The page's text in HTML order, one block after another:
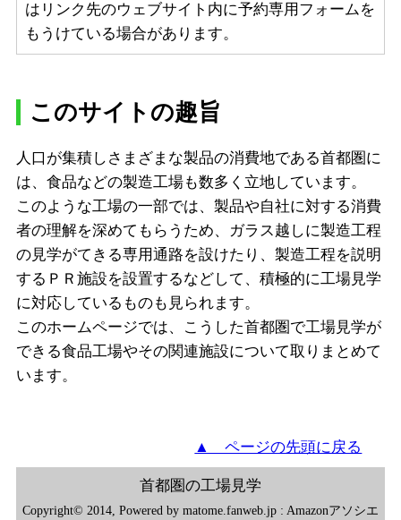
はリンク先のウェブサイト内に予約専用フォームを
もうけている場合があります。
このサイトの趣旨
人口が集積しさまざまな製品の消費地である首都圏に
は、食品などの製造工場も数多く立地しています。
このような工場の一部では、製品や自社に対する消費
者の理解を深めてもらうため、ガラス越しに製造工程
の見学がてきる専用通路を設けたり、製造工程を説明
するＰＲ施設を設置するなどして、積極的に工場見学
に対応しているものも見られます。
このホームページでは、こうした首都圏で工場見学が
できる食品工場やその関連施設について取りまとめて
います。
▲ ページの先頭に戻る
首都圏の工場見学
Copyright© 2014, Powered by matome.fanweb.jp : Amazonアソシエ